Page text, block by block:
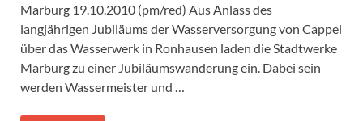
Marburg 19.10.2010 (pm/red) Aus Anlass des
langjährigen Jubiläums der Wasserversorgung von Cappel
über das Wasserwerk in Ronhausen laden die Stadtwerke
Marburg zu einer Jubiläumswanderung ein. Dabei sein
werden Wassermeister und …